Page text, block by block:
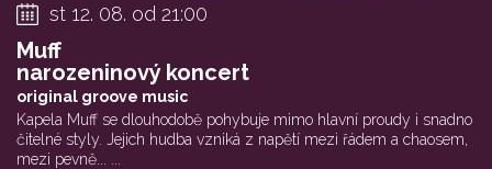
st 12. 08. od 21:00
Muff
narozeninový koncert
original groove music
Kapela Muff se dlouhodobě pohybuje mimo hlavní proudy i snadno
čitelné styly. Jejich hudba vzniká z napětí mezi řádem a chaosem,
mezi pevně... ...